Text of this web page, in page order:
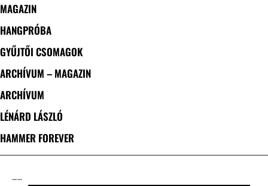
MAGAZIN
HANGPRÓBA
GYŰJTŐI CSOMAGOK
ARCHÍVUM – MAGAZIN
ARCHÍVUM
LÉNÁRD LÁSZLÓ
HAMMER FOREVER